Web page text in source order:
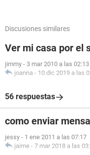
Discusiones similares
Ver mi casa por el
jimmy - 3 mar 2010 a las 02:13
joanna - 10 dic 2019 a las
56 respuestas
como enviar
jessy - 1 ene 2011 a las 07:17
jaime - 7 mar 2018 a las